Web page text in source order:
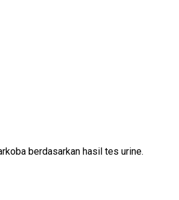
berdasarkan hasil tes urine.